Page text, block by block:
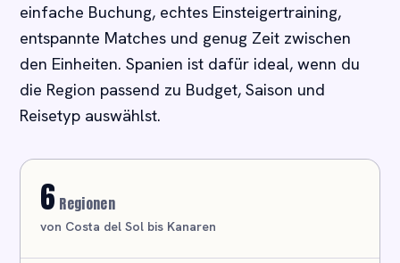
einfache Buchung, echtes Einsteigertraining,
entspannte Matches und genug Zeit zwischen
den Einheiten. Spanien ist dafür ideal, wenn du
die Region passend zu Budget, Saison und
Reisetyp auswählst.
6 Regionen
von Costa del Sol bis Kanaren